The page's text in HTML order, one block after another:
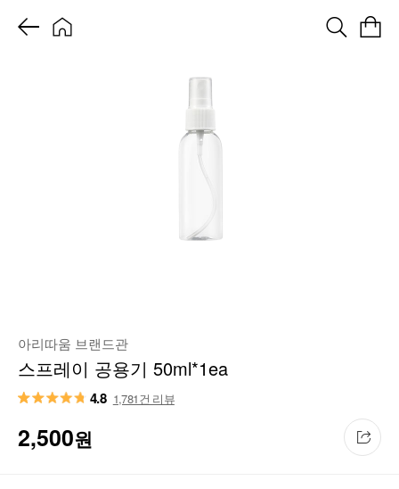
아리따움 브랜드관
스프레이 공용기 50ml*1ea
4.8 1,781건 리뷰
2,500원